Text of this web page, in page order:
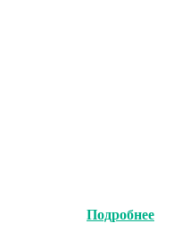
Подробнее